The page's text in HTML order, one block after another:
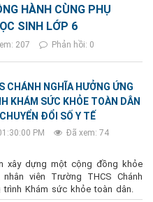
HÀNH CÙNG PHỤ
SINH LỚP 6
207 Phản hồi: 0
CHÁNH NGHĨA HƯỞNG ỨNG
KHÁM SỨC KHỎE TOÀN DÂN
ĐỔI SỐ Y TẾ
PM
Đã xem: 74
xây dựng một cộng đồng khỏe
viên Trường THCS Chánh
Khám sức khỏe toàn dân.